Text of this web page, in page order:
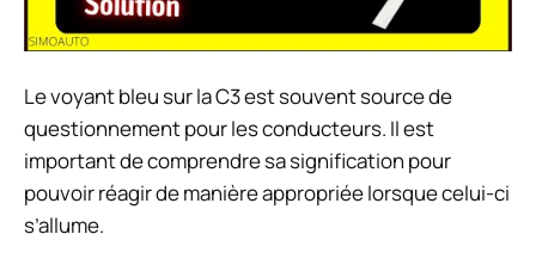
Le voyant bleu sur la C3 est souvent source de
questionnement pour les conducteurs. Il est
important de comprendre sa signification pour
pouvoir réagir de manière appropriée lorsque celui-ci
s’allume.